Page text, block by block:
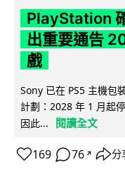
PlayStation
出重要通告
戲
Sony 已在 PS5 主機包
計劃：2028 年 1 月起
因此...
閱讀全文
169 76 ↗ 分